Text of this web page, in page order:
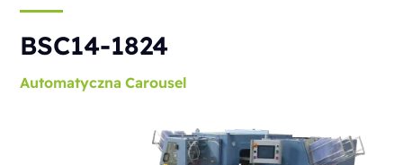
BSC14-1824
Automatyczna Carousel